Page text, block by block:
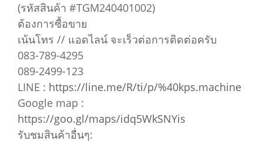
(รหัสสินค้า #TGM240401002)
ต้องการซื้อขาย
เน้นโทร // แอดไลน์ จะเร็วต่อการติดต่อครับ
083-789-4295
089-2499-123
LINE : https://line.me/R/ti/p/%40kps.machine
Google map :
https://goo.gl/maps/idq5WkSNYis
รับชมสินค้าอื่นๆ: